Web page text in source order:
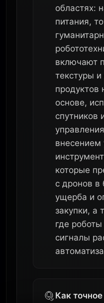
областях:
питания,
включают
текстуры и
продуктов
основе,
спутников
внесением
которые
с дронов в
ущерба и
закупки, а
где
сигналы
Как